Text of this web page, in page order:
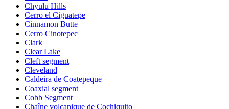
Chyulu Hills
Cerro el Ciguatepe
Cinnamon Butte
Cerro Cinotepec
Clark
Clear Lake
Cleft segment
Cleveland
Caldeira de Coatepeque
Coaxial segment
Cobb Segment
Chaîne volcanique de Cochiquito